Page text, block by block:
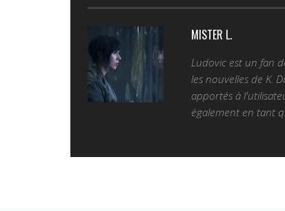
MISTER L.
Ludovic est un fan
les nouvelles de K.
apportés à
également en tant